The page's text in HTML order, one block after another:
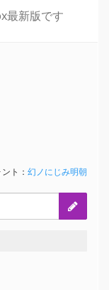
最新版です
ト： 幻ノにじみ明朝